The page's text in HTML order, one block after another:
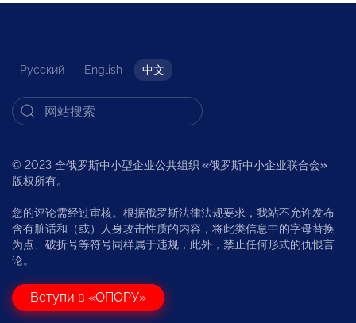
Русский English 中文
© 2023 全俄罗斯中小型企业公共组织 «俄罗斯中小企业联合会»
版权所有。
您的评论需经过审核。根据俄罗斯法律法规要求，我站不允许发布
含有脏话和（或）人身攻击性质的内容，将此类信息中的字母替换
为点、破折号等符号同样属于违规，此外，禁止任何形式的仇恨言
论。
Вступи в «ОПОРУ»